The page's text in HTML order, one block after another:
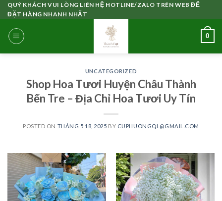
Skip
to
content
QUÝ KHÁCH VUI LÒNG LIÊN HỆ HOTLINE/ZALO TRÊN WEB ĐỂ
ĐẶT HÀNG NHANH NHẤT
0
UNCATEGORIZED
Shop Hoa Tươi Huyện Châu Thành
Bến Tre – Địa Chỉ Hoa Tươi Uy Tín
POSTED ON THÁNG 5 18, 2025 BY CUPHUONGQL@GMAIL.COM